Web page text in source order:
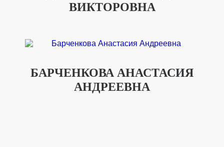
ВИКТОРОВНА
БАРЧЕНКОВА АНАСТАСИЯ
АНДРЕЕВНА